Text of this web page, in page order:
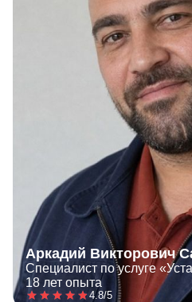
Аркадий Викторович
Специалист по услуге
18 лет опыта
4.8/5